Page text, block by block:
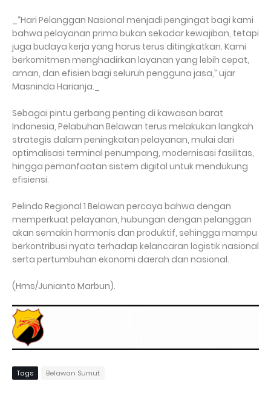
_“Hari Pelanggan Nasional menjadi pengingat bagi kami
bahwa pelayanan prima bukan sekadar kewajiban, tetapi
juga budaya kerja yang harus terus ditingkatkan. Kami
berkomitmen menghadirkan layanan yang lebih cepat,
aman, dan efisien bagi seluruh pengguna jasa,” ujar
Masninda Harianja._
Sebagai pintu gerbang penting di kawasan barat
Indonesia, Pelabuhan Belawan terus melakukan langkah
strategis dalam peningkatan pelayanan, mulai dari
optimalisasi terminal penumpang, modernisasi fasilitas,
hingga pemanfaatan sistem digital untuk mendukung
efisiensi.
Pelindo Regional 1 Belawan percaya bahwa dengan
memperkuat pelayanan, hubungan dengan pelanggan
akan semakin harmonis dan produktif, sehingga mampu
berkontribusi nyata terhadap kelancaran logistik nasional
serta pertumbuhan ekonomi daerah dan nasional.
(Hms/Junianto Marbun).
Tags Belawan Sumut